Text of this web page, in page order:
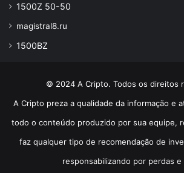
1500Z 50-50
magistral8.ru
1500BZ
© 2024 A Cripto. Todos os direitos
A Cripto preza a qualidade da informação e
todo o conteúdo produzido por sua equipe,
faz qualquer tipo de recomendação de
responsabilizando por perdas e